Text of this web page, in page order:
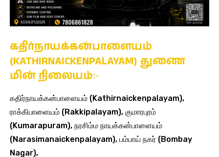
கதிர்நாயக்கன்பாளையம்
(KATHIRNAICKENPALAYAM) துணை
மின் நிலையம்:-
கதிர்நாயக்கன்பாளையம் (Kathirnaickenpalayam),
ராக்கிபாளையம் (Rakkipalayam), குமாரபுரம்
(Kumarapuram), நரசிம்ம நாயக்கன்பாளையம்
(Narasimanaickenpalayam), பம்பாய் நகர் (Bombay
Nagar),